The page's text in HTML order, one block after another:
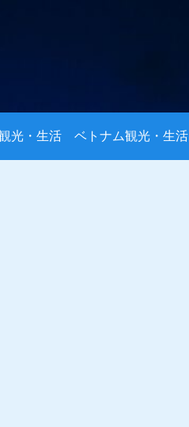
光・生活 ベトナム観光・生活